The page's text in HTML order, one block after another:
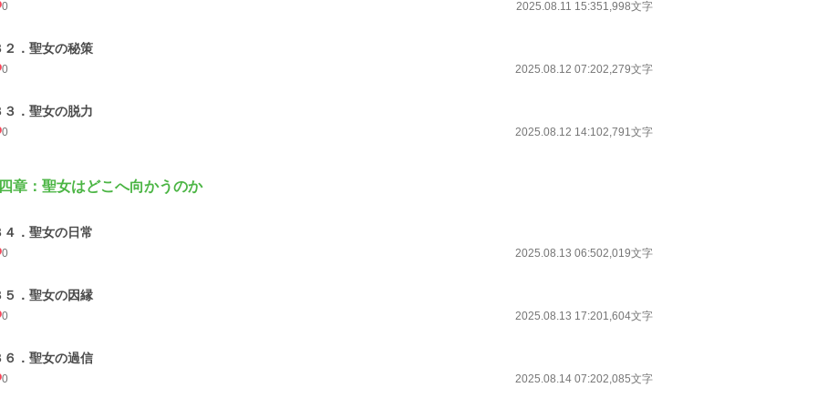
0 2025.08.11 15:351,998文字
２．聖女の秘策
0 2025.08.12 07:202,279文字
３．聖女の脱力
0 2025.08.12 14:102,791文字
章：聖女はどこへ向かうのか
４．聖女の日常
0 2025.08.13 06:502,019文字
５．聖女の因縁
0 2025.08.13 17:201,604文字
６．聖女の過信
0 2025.08.14 07:202,085文字